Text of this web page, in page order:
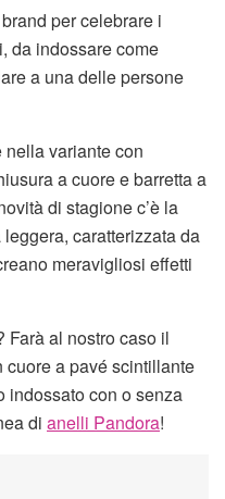
per celebrare i
da indossare come
a una delle persone
variante con
a cuore e barretta a
di stagione c’è la
caratterizzata da
meravigliosi effetti
Farà al nostro caso il
a pavé scintillante
indossato con o senza
di anelli Pandora!